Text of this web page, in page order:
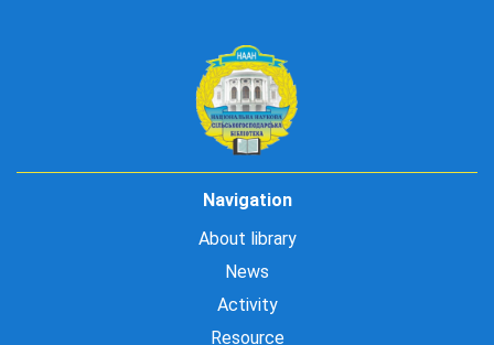
Navigation
About library
News
Activity
Resource